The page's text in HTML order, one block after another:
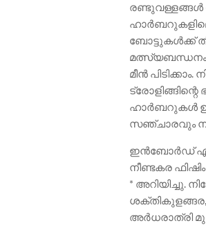
രണ്ടുവള്ളങ്ങൾ
ബോട്ടുകൾക്ക്
മത്സ്യബന്ധനം
മീൻ
ട്രോളിങ്ങിന്റെ
ഹാർബറുകൾ
സഞ്ചാരവും
ഇൻബോർഡ്
നീണ്ടകര
* അറിയിച്ചു.
അർധരാത്രി